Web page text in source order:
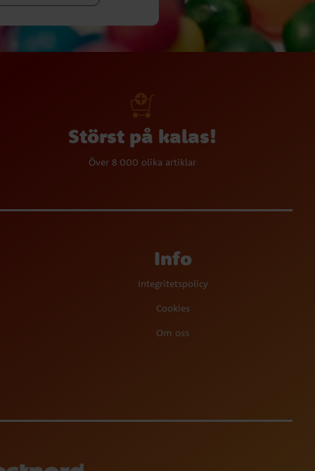
Störst på kalas!
Över 8 000 olika artiklar
Info
Integritetspolicy
Cookies
Om oss